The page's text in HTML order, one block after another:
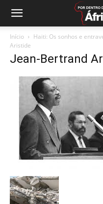
Início Haiti: Os sonhos e
Aristide
Jean-Bertrand